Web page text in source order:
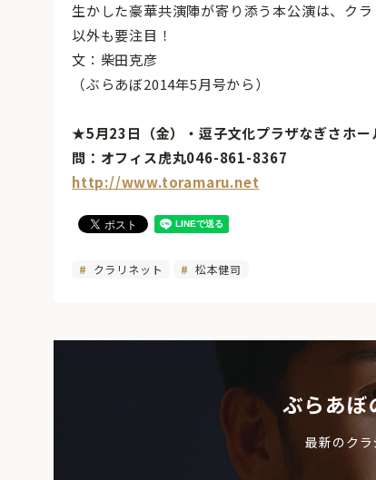
生かした豪華共演陣が寄り添う本公演は、ク
以外も要注目！
文：柴田克彦
（ぶらあぼ2014年5月号から）
★5月23日（金）・逗子文化プラザなぎさホ
問：オフィス虎丸046-861-8367
http://www.toramaru.net
クラリネット 松本健司
ぶらあぼ
最新のク